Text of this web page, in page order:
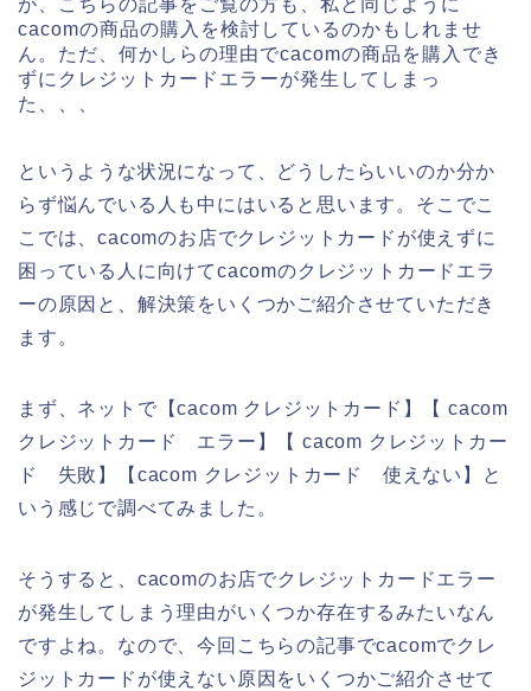
が、こちらの記事をご覧の方も、私と同じように
cacomの商品の購入を検討しているのかもしれませ
ん。ただ、何かしらの理由でcacomの商品を購入でき
ずにクレジットカードエラーが発生してしまっ
た、、、
というような状況になって、どうしたらいいのか分か
らず悩んでいる人も中にはいると思います。そこでこ
こでは、cacomのお店でクレジットカードが使えずに
困っている人に向けてcacomのクレジットカードエラ
ーの原因と、解決策をいくつかご紹介させていただき
ます。
まず、ネットで【cacom クレジットカード】【 cacom
クレジットカード エラー】【 cacom クレジットカー
ド 失敗】【cacom クレジットカード 使えない】と
いう感じで調べてみました。
そうすると、cacomのお店でクレジットカードエラー
が発生してしまう理由がいくつか存在するみたいなん
ですよね。なので、今回こちらの記事でcacomでクレ
ジットカードが使えない原因をいくつかご紹介させて